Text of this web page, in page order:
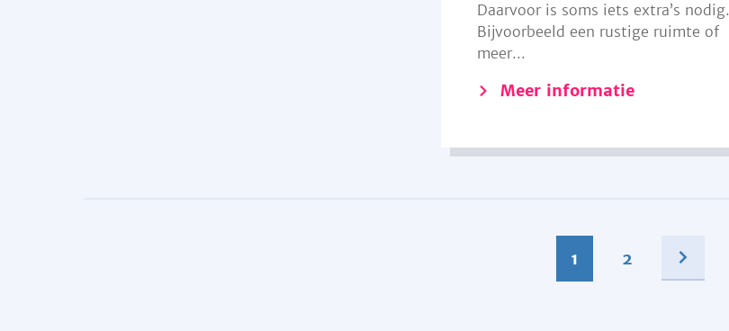
Daarvoor is soms iets extra’s nodig.
Bijvoorbeeld een rustige ruimte of
meer...
Meer informatie
1 2